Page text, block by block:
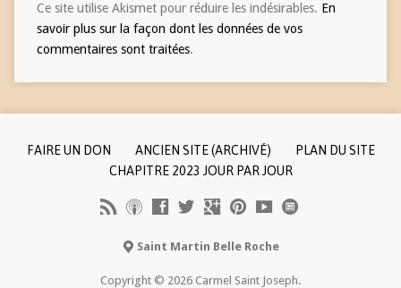
Ce site utilise Akismet pour réduire les indésirables. En
savoir plus sur la façon dont les données de vos
commentaires sont traitées.
FAIRE UN DON ANCIEN SITE (ARCHIVÉ)
PLAN DU SITE
CHAPITRE 2023 JOUR PAR JOUR
Saint Martin Belle Roche
Copyright © 2026 Carmel Saint Joseph.